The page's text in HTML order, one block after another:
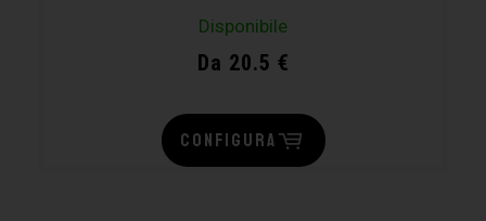
Disponibile
Da 20.5 €
CONFIGURA